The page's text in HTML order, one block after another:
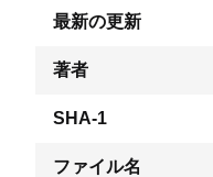
最新の更新
著者
SHA-1
ファイル名